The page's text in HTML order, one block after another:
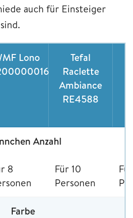
auch für Einsteiger
Lono
Tefal
Raclette
Ambiance
RE4588
Anzahl
8
Für 10
Personen
Farbe